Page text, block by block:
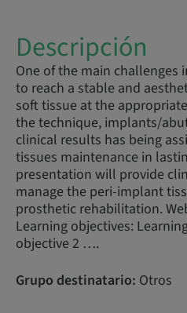
Descripción
One of the main
to reach a stable and
soft tissue at the
the technique, implants/
clinical results has being
tissues maintenance in
presentation will provide
manage the peri-implant
prosthetic rehabilitation.
Learning objectives:
objective 2 ….
Grupo destinatario: Otros